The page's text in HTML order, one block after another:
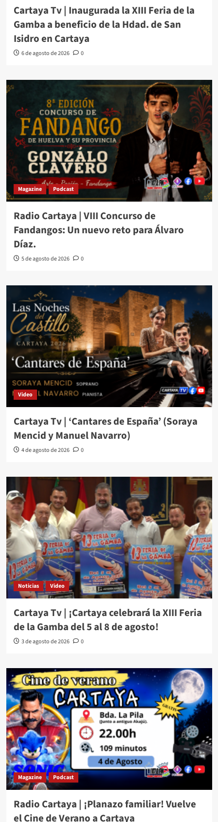
Cartaya Tv | Inaugurada la XIII Feria de la
Gamba a beneficio de la Hdad. de San
Isidro en Cartaya
6 de agosto de 2026 0
Magazine Podcast
Radio Cartaya | VIII Concurso de
Fandangos: Un nuevo reto para Álvaro
Díaz.
5 de agosto de 2026 0
Video
Cartaya Tv | ‘Cantares de España’ (Soraya
Mencid y Manuel Navarro)
4 de agosto de 2026 0
Noticias Video
Cartaya Tv | ¡Cartaya celebrará la XIII Feria
de la Gamba del 5 al 8 de agosto!
3 de agosto de 2026 0
Magazine Podcast
Radio Cartaya | ¡Planazo familiar! Vuelve
el Cine de Verano a Cartaya